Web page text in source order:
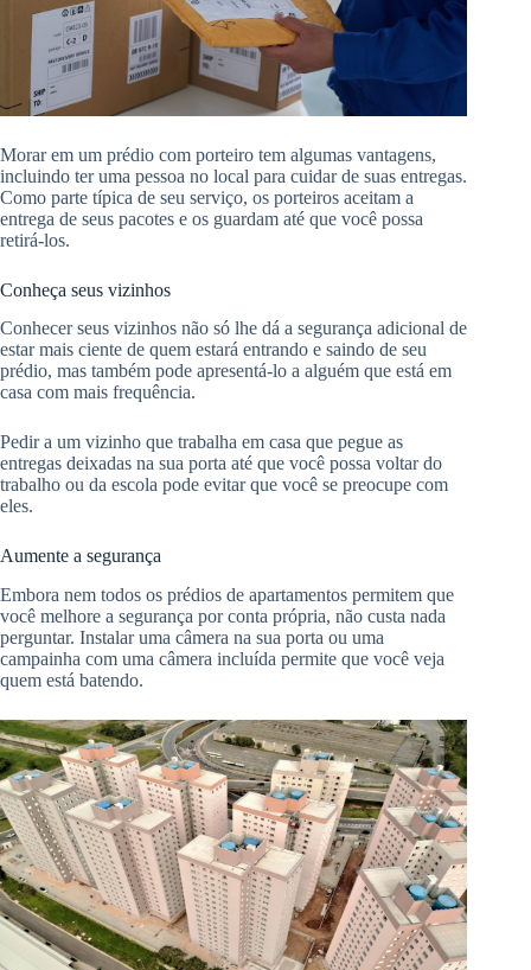
Morar em um prédio com porteiro tem algumas vantagens,
incluindo ter uma pessoa no local para cuidar de suas entregas.
Como parte típica de seu serviço, os porteiros aceitam a
entrega de seus pacotes e os guardam até que você possa
retirá-los.
Conheça seus vizinhos
Conhecer seus vizinhos não só lhe dá a segurança adicional de
estar mais ciente de quem estará entrando e saindo de seu
prédio, mas também pode apresentá-lo a alguém que está em
casa com mais frequência.
Pedir a um vizinho que trabalha em casa que pegue as
entregas deixadas na sua porta até que você possa voltar do
trabalho ou da escola pode evitar que você se preocupe com
eles.
Aumente a segurança
Embora nem todos os prédios de apartamentos permitem que
você melhore a segurança por conta própria, não custa nada
perguntar. Instalar uma câmera na sua porta ou uma
campainha com uma câmera incluída permite que você veja
quem está batendo.